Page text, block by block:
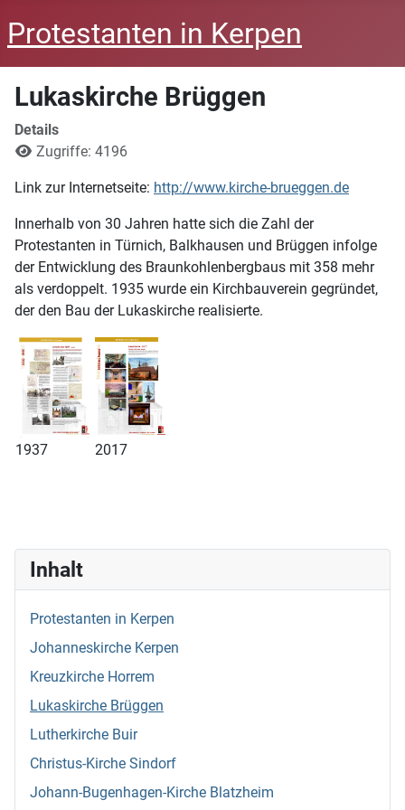
Protestanten in Kerpen
Inhalt
Protestanten in Kerpen
Johanneskirche Kerpen
Kreuzkirche Horrem
Lukaskirche Brüggen
Lutherkirche Buir
Christus-Kirche Sindorf
Johann-Bugenhagen-Kirche Blatzheim
Lukaskirche Brüggen
Details
Zugriffe: 4196
Link zur Internetseite: http://www.kirche-brueggen.de
Innerhalb von 30 Jahren hatte sich die Zahl der
Protestanten in Türnich, Balkhausen und Brüggen infolge
der Entwicklung des Braunkohlenbergbaus mit 358 mehr
als verdoppelt. 1935 wurde ein Kirchbauverein gegründet,
der den Bau der Lukaskirche realisierte.
1937 2017